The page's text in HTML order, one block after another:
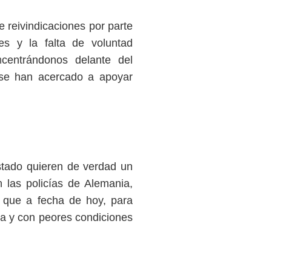
reivindicaciones por parte
y la falta de voluntad
delante del
han acercado a apoyar
quieren de verdad un
las policías de Alemania,
a fecha de hoy, para
y con peores condiciones